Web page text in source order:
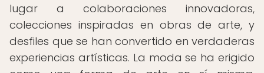
lugar a colaboraciones innovadoras,
colecciones inspiradas en obras de arte, y
desfiles que se han convertido en verdaderas
experiencias artísticas. La moda se ha erigido